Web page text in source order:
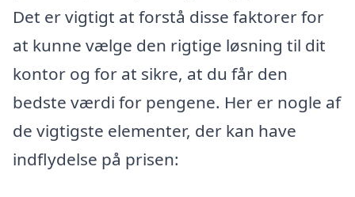
Det er vigtigt at forstå disse faktorer for
at kunne vælge den rigtige løsning til dit
kontor og for at sikre, at du får den
bedste værdi for pengene. Her er nogle af
de vigtigste elementer, der kan have
indflydelse på prisen: